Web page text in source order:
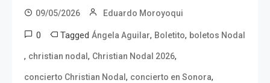
09/05/2026 Eduardo Moroyoqui
0 Tagged Ángela Aguilar, Boletito, boletos Nodal
, christian nodal , Christian Nodal 2026,
concierto Christian Nodal , concierto en Sonora,